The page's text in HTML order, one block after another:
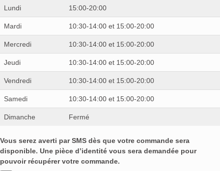
Lundi 15:00-20:00
Mardi 10:30-14:00 et 15:00-20:00
Mercredi 10:30-14:00 et 15:00-20:00
Jeudi 10:30-14:00 et 15:00-20:00
Vendredi 10:30-14:00 et 15:00-20:00
Samedi 10:30-14:00 et 15:00-20:00
Dimanche Fermé
Vous serez averti par SMS dès que votre commande sera
disponible. Une pièce d’identité vous sera demandée pour
pouvoir récupérer votre commande.